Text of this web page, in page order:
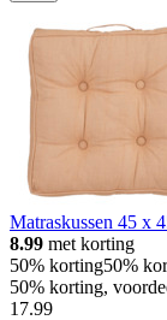
Matraskussen 45 x
8.99 met korting
50% korting50%
50% korting,
17.99